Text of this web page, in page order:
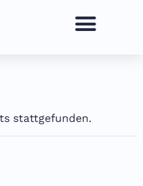
stattgefunden.